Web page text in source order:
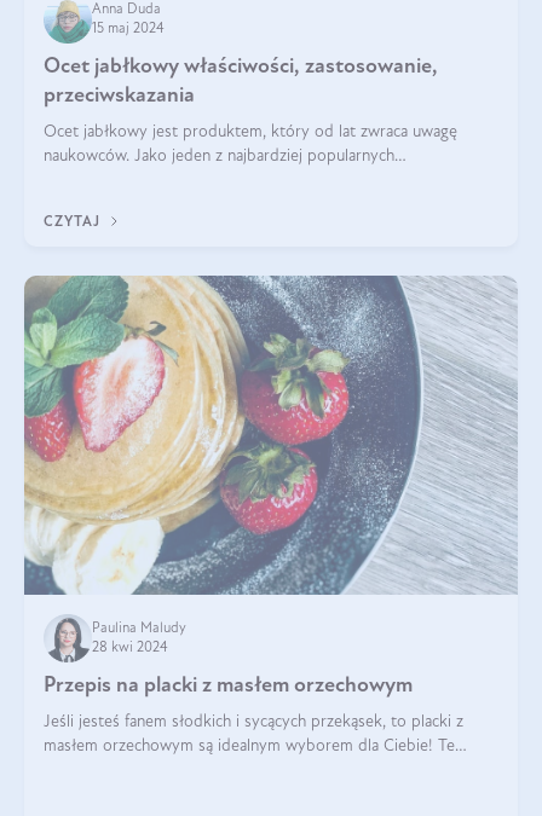
Anna Duda
15 maj 2024
Ocet jabłkowy właściwości, zastosowanie,
przeciwskazania
Ocet jabłkowy jest produktem, który od lat zwraca uwagę
naukowców. Jako jeden z najbardziej popularnych
CZYTAJ
Paulina Maludy
28 kwi 2024
Przepis na placki z masłem orzechowym
Jeśli jesteś fanem słodkich i sycących przekąsek, to placki z
masłem orzechowym są idealnym wyborem dla Ciebie! Te